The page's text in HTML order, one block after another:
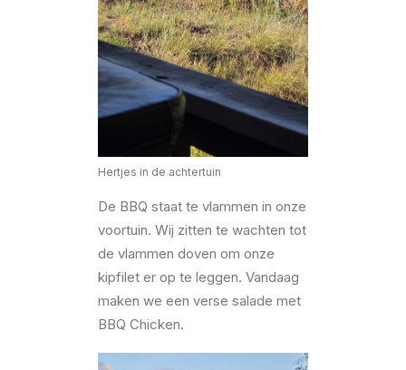
Hertjes in de achtertuin
De BBQ staat te vlammen in onze
voortuin. Wij zitten te wachten tot
de vlammen doven om onze
kipfilet er op te leggen. Vandaag
maken we een verse salade met
BBQ Chicken.